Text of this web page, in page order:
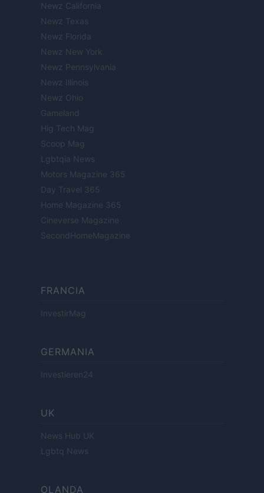
Newz California
Newz Texas
Newz Florida
Newz New York
Newz Pennsylvania
Newz Illinois
Newz Ohio
Gameland
Hig Tech Mag
Scoop Mag
Lgbtqia News
Motors Magazine 365
Day Travel 365
Home Magazine 365
Cineverse Magazine
SecondHomeMagazine
FRANCIA
InvestirMag
GERMANIA
Investieren24
UK
News Hub UK
Lgbtq News
OLANDA